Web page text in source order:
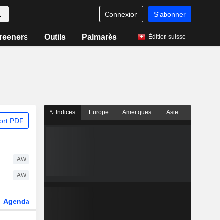
Connexion S'abonner
Outils Palmarès Édition suisse
PDF
AW
AW
Agenda
Indices Europe Amériques Asie